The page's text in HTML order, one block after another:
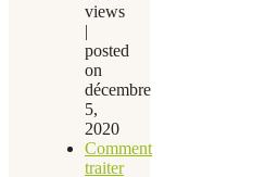
views
|
posted
on
décembre
5,
2020
Comment
traiter